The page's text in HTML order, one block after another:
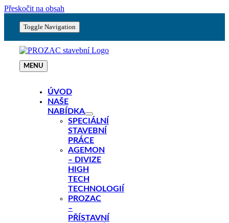
Přeskočit na obsah
Toggle Navigation
MENU
ÚVOD
NAŠE
NABÍDKA
SPECIÁLNÍ
STAVEBNÍ
PRÁCE
AGEMON
– DIVIZE
HIGH
TECH
TECHNOLOGIÍ
PROZAC
–
PŘÍSTAVNÍ